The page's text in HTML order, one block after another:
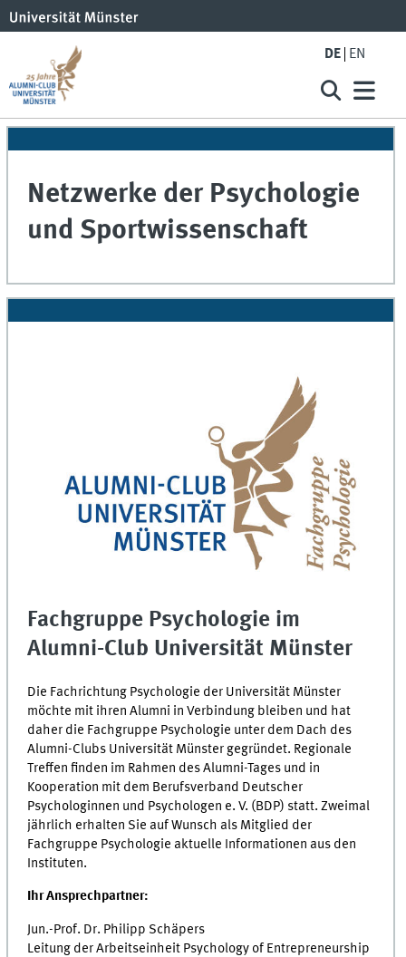
DE EN
Netzwerke der Psychologie
und Sportwissenschaft
Fachgruppe Psychologie im
Alumni-Club Universität Münster
Die Fachrichtung Psychologie der Universität Münster
möchte mit ihren Alumni in Verbindung bleiben und hat
daher die Fachgruppe Psychologie unter dem Dach des
Alumni-Clubs Universität Münster gegründet. Regionale
Treffen finden im Rahmen des Alumni-Tages und in
Kooperation mit dem Berufsverband Deutscher
Psychologinnen und Psychologen e. V. (BDP) statt. Zweimal
jährlich erhalten Sie auf Wunsch als Mitglied der
Fachgruppe Psychologie aktuelle Informationen aus den
Instituten.
Ihr Ansprechpartner:
Jun.-Prof. Dr. Philipp Schäpers
Leitung der Arbeitseinheit Psychology of Entrepreneurship